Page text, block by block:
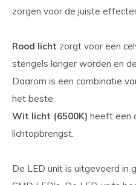
zorgen voor de juiste
Rood licht zorgt voor een
stengels langer worden en
Daarom is een combinatie
het beste.
Wit licht (6500K) heeft een
lichtopbrengst.
De LED unit is uitgevoerd in